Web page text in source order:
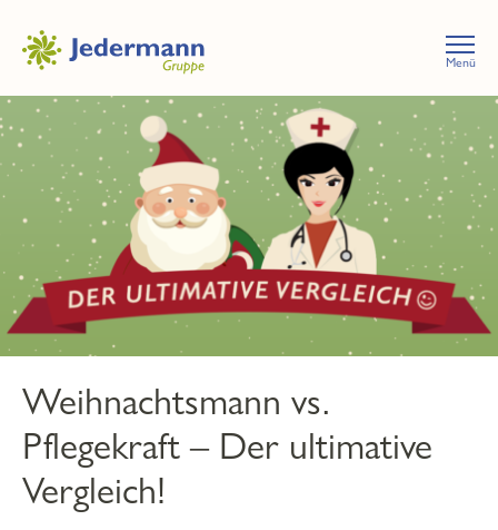
Menü
Weihnachtsmann vs.
Pflegekraft – Der ultimative
Vergleich!